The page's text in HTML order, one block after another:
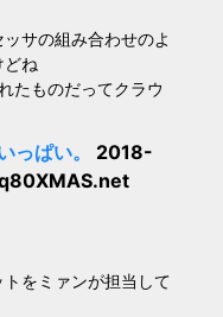
サの組み合わせのよ
どね
たものだってクラウ
っぱい。 2018-
をミァンが担当して